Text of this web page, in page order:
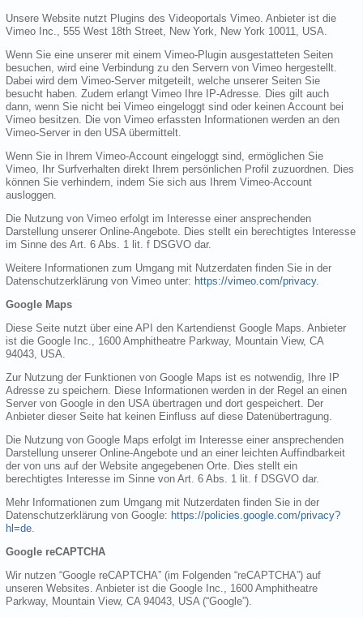
Unsere Website nutzt Plugins des Videoportals Vimeo. Anbieter ist die
Vimeo Inc., 555 West 18th Street, New York, New York 10011, USA.
Wenn Sie eine unserer mit einem Vimeo-Plugin ausgestatteten Seiten
besuchen, wird eine Verbindung zu den Servern von Vimeo hergestellt.
Dabei wird dem Vimeo-Server mitgeteilt, welche unserer Seiten Sie
besucht haben. Zudem erlangt Vimeo Ihre IP-Adresse. Dies gilt auch
dann, wenn Sie nicht bei Vimeo eingeloggt sind oder keinen Account bei
Vimeo besitzen. Die von Vimeo erfassten Informationen werden an den
Vimeo-Server in den USA übermittelt.
Wenn Sie in Ihrem Vimeo-Account eingeloggt sind, ermöglichen Sie
Vimeo, Ihr Surfverhalten direkt Ihrem persönlichen Profil zuzuordnen. Dies
können Sie verhindern, indem Sie sich aus Ihrem Vimeo-Account
ausloggen.
Die Nutzung von Vimeo erfolgt im Interesse einer ansprechenden
Darstellung unserer Online-Angebote. Dies stellt ein berechtigtes Interesse
im Sinne des Art. 6 Abs. 1 lit. f DSGVO dar.
Weitere Informationen zum Umgang mit Nutzerdaten finden Sie in der
Datenschutzerklärung von Vimeo unter: https://vimeo.com/privacy.
Google Maps
Diese Seite nutzt über eine API den Kartendienst Google Maps. Anbieter
ist die Google Inc., 1600 Amphitheatre Parkway, Mountain View, CA
94043, USA.
Zur Nutzung der Funktionen von Google Maps ist es notwendig, Ihre IP
Adresse zu speichern. Diese Informationen werden in der Regel an einen
Server von Google in den USA übertragen und dort gespeichert. Der
Anbieter dieser Seite hat keinen Einfluss auf diese Datenübertragung.
Die Nutzung von Google Maps erfolgt im Interesse einer ansprechenden
Darstellung unserer Online-Angebote und an einer leichten Auffindbarkeit
der von uns auf der Website angegebenen Orte. Dies stellt ein
berechtigtes Interesse im Sinne von Art. 6 Abs. 1 lit. f DSGVO dar.
Mehr Informationen zum Umgang mit Nutzerdaten finden Sie in der
Datenschutzerklärung von Google: https://policies.google.com/privacy?
hl=de
Google reCAPTCHA
Wir nutzen “Google reCAPTCHA” (im Folgenden “reCAPTCHA”) auf
unseren Websites. Anbieter ist die Google Inc., 1600 Amphitheatre
Parkway, Mountain View, CA 94043, USA (“Google”).